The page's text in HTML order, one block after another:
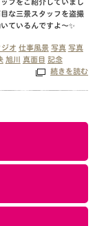
な三景スタッフを盗撮
ているんですよ〜✨
オ 仕事風景 写真 写真
旭川 真面目 記念
続きを読む